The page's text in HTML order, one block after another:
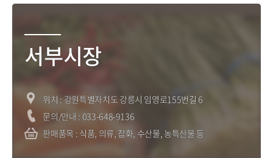
서부시장
위치 : 강원특별자치도 강릉시 임영로155번길 6
문의/안내 : 033-648-9136
판매품목 : 식품, 의류, 잡화, 수산물, 농특산물 등